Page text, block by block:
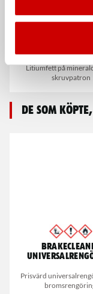
Litiumfett på
skruvpatron
De som
Prisvärd